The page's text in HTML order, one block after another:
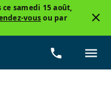
samedi 15 août,
vousou par